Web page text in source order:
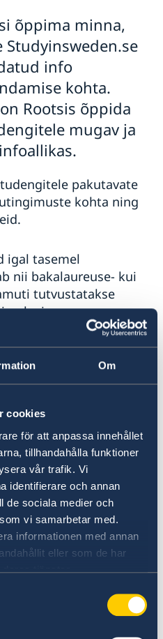
Om
cookies
för att anpassa innehållet
tillhandahålla funktioner
vår trafik. Vi
identifierare och annan
de sociala medier och
vi samarbetar med.
informationen med annan
eller som de har
tjänster.
elanikud
isikud
õppima minna,
info
kohta.
Rootsis õppida
mugav ja
pakutavate
kohta ning
igal tasemel
nii bakalaureuse- kui
tutvustatakse
on Euroopa
kodanikele
tasuta
tudengid ei vaja
tasub
juba Eestis. Eesti
kaudu saab infot
kus õpetatakse
noortele, kes